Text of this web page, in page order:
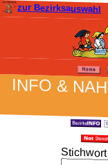
zur Bezirksauswahl
INFO &